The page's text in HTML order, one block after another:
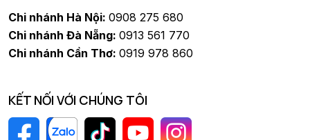
Chi nhánh Hà Nội: 0908 275 680
Chi nhánh Đà Nẵng: 0913 561 770
Chi nhánh Cần Thơ: 0919 978 860
KẾT NỐI VỚI CHÚNG TÔI